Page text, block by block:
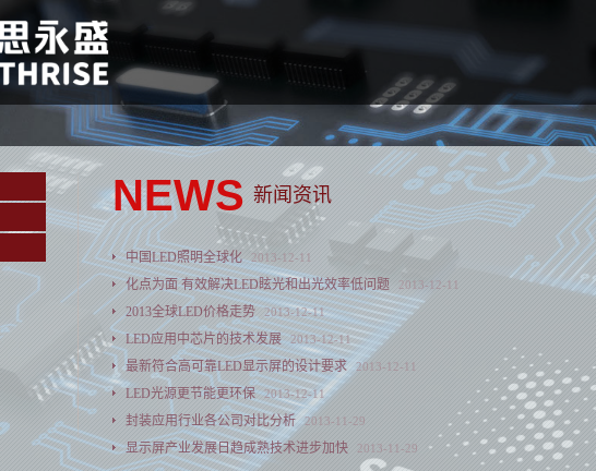
NEWS 新闻资讯
中国LED照明全球化 2013- 12-11
化点为面 有效解决LED眩光和出光效率低问题 2013- 12- 11
2013全球LED价格走势 2013-12-11
LED应用中芯片的技术发展 2013-12-11
最新符合高可靠LED显示屏的设计要求 2013- 12- 11
LED光源更节能更环保 2013-12-11
封装应用行业各公司对比分析 2013-11 -29
显示屏产业发展日趋成熟技术进步加快 2013- 11 -29